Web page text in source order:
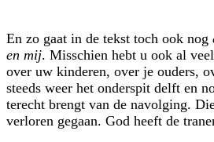
En zo gaat in de tekst toch ook nog
en mij. Misschien hebt u ook al
over uw kinderen, over je ouders,
steeds weer het onderspit delft en
terecht brengt van de navolging.
verloren gegaan. God heeft de